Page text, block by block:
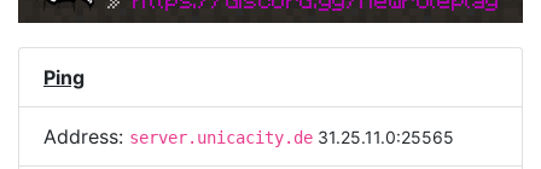
Ping
Address: server.unicacity.de 31.25.11.0:25565